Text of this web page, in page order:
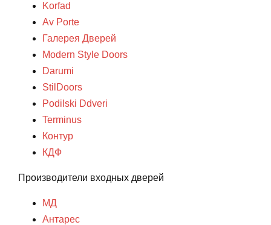
Korfad
Av Porte
Галерея Дверей
Modern Style Doors
Darumi
StilDoors
Podilski Ddveri
Terminus
Контур
КДФ
Производители входных дверей
МД
Антарес